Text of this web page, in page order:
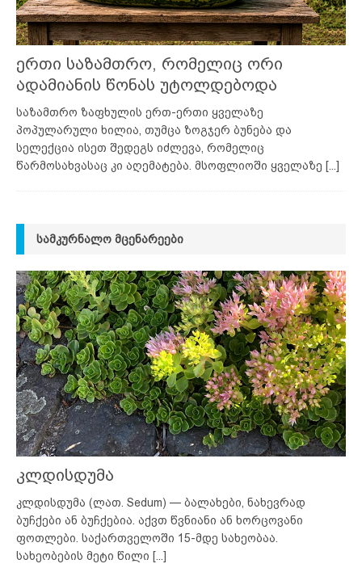
ერთი საზამთრო, რომელიც ორი
ადამიანის წონას უტოლდებოდა
საზამთრო ზაფხულის ერთ-ერთი ყველაზე
პოპულარული ხილია, თუმცა ზოგჯერ ბუნება და
სელექცია ისეთ შედეგს იძლევა, რომელიც
წარმოსახვასაც კი აღემატება. მსოფლიოში ყველაზე [...]
ᲡᲐᲛᲙᲣᲠᲜᲐᲚᲝ ᲛᲪᲔᲜᲐᲠᲔᲔᲑᲘ
კლდისდუმა
კლდისდუმა (ლათ. Sedum) — ბალახები, ნახევრად
ბუჩქები ან ბუჩქებია. აქვთ წვნიანი ან ხორცოვანი
ფოთლები. საქართველოში 15-მდე სახეობაა.
სახეობების მეტი წილი [...]